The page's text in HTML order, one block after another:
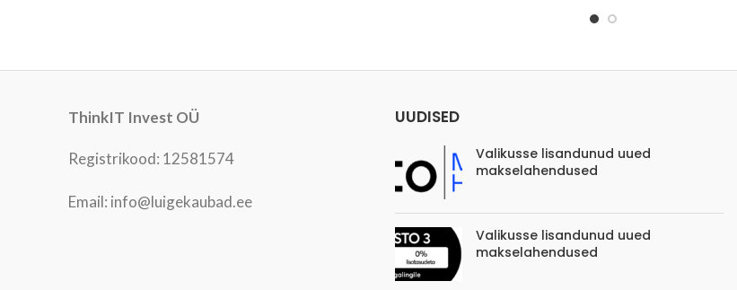
ThinkIT Invest OÜ
Registrikood: 12581574
Email: info@luigekaubad.ee
UUDISED
Valikusse lisandunud uued
makselahendused
Valikusse lisandunud uued
makselahendused